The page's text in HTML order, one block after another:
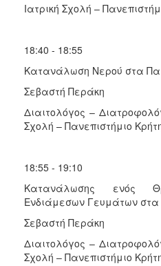
Ιατρική Σχολή –
18:40 - 18:55
Κατανάλωση Νερού στα
Σεβαστή Περάκη
Διαιτολόγος –
Σχολή – Πανεπιστήμιο
18:55 - 19:10
Κατανάλωσης ενός
Ενδιάμεσων Γευμάτων στα
Σεβαστή Περάκη
Διαιτολόγος –
Σχολή – Πανεπιστήμιο